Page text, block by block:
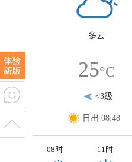
多云
25°C
<3级
日出 08:48
08时 11时